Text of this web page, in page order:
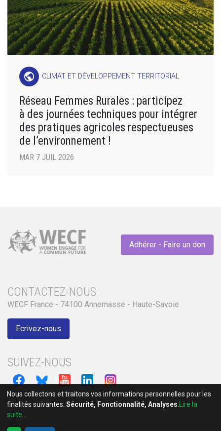
public CLIMAT ET DÉVELOPPEMENT TERRITORIAL
Réseau Femmes Rurales : participez
à des journées techniques pour intégrer
des pratiques agricoles respectueuses
de l’environnement !
MAR 7 JUIL 2026
Adhérer - Faire un don
CONTACTEZ-NOUS
WECF France - 74100 Annemasse - Haute-Savoie
Ecrivez-nous
SUIVEZ-NOUS
language
Nous collectons et traitons vos informations personnelles pour les
finalités suivantes: Sécurité, Fonctionnalité, Analyses
Lire la
suite...